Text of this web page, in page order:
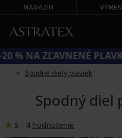
MAGAZÍN
KÓD SUN20 = EXTRA
Spodné diely plaviek
Spodný diel
5 4 hodnotenie